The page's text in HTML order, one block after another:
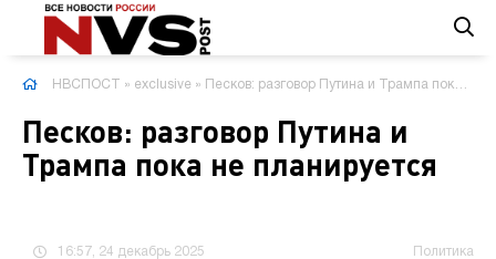
НВСПОСТ » exclusive » Песков: разговор Путина и Трампа пока не планируется
Песков: разговор Путина и
Трампа пока не планируется
16:57, 24 декабрь 2025 Политика